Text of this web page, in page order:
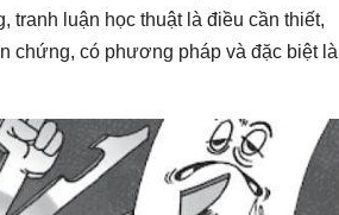
tranh luận học thuật là điều cần thiết,
chứng, có phương pháp và đặc biệt là